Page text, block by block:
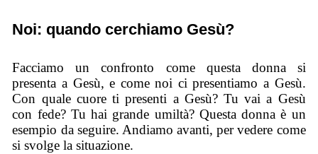
Noi: quando cerchiamo Gesù?
Facciamo un confronto come questa donna si
presenta a Gesù, e come noi ci presentiamo a Gesù.
Con quale cuore ti presenti a Gesù? Tu vai a Gesù
con fede? Tu hai grande umiltà? Questa donna è un
esempio da seguire. Andiamo avanti, per vedere come
si svolge la situazione.